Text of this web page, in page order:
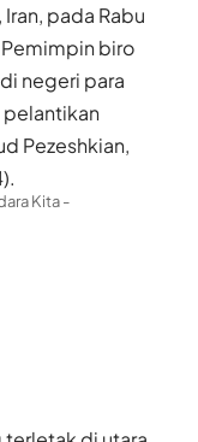
pada Rabu
biro
negeri para
pelantikan
Pezeshkian,
Kita -